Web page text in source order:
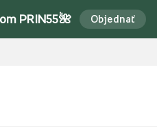
PRIN55🌺 Objednať